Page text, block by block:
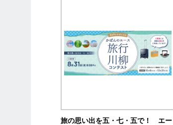
旅の思い出を五・七・五で！ エー